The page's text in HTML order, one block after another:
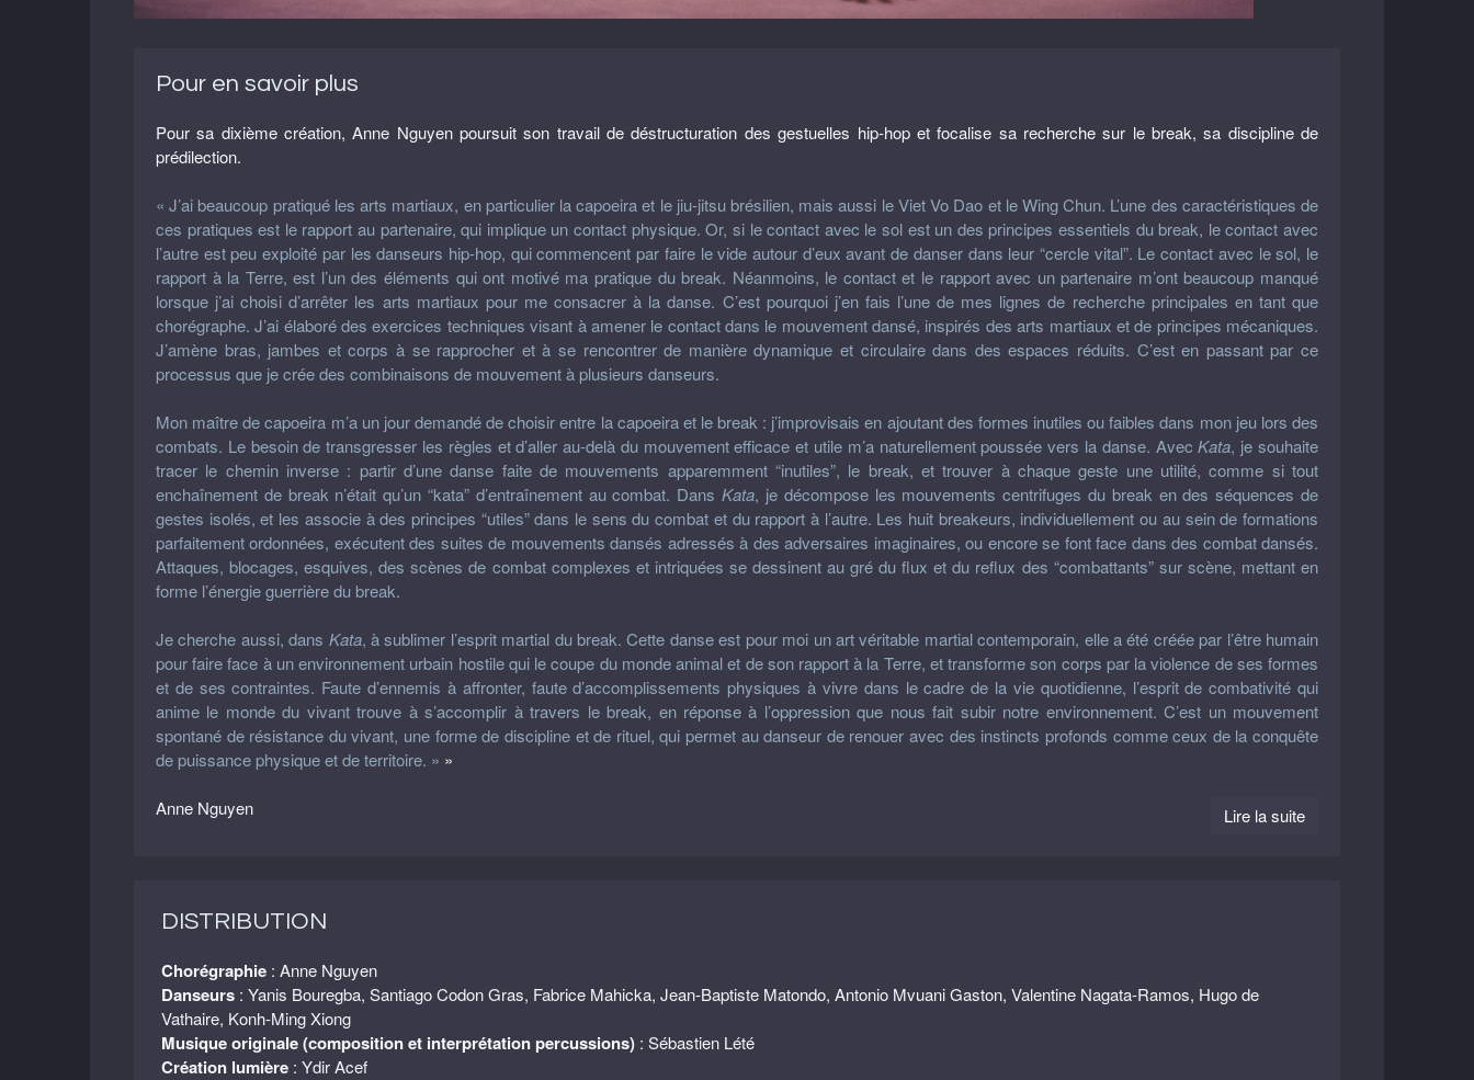
Pour en savoir plus
Pour sa dixième création, Anne Nguyen poursuit son travail de déstructuration des gestuelles hip-hop et focalise sa recherche sur le break, sa discipline de
prédilection.
« J’ai beaucoup pratiqué les arts martiaux, en particulier la capoeira et le jiu-jitsu brésilien, mais aussi le Viet Vo Dao et le Wing Chun. L’une des caractéristiques de
ces pratiques est le rapport au partenaire, qui implique un contact physique. Or, si le contact avec le sol est un des principes essentiels du break, le contact avec
l’autre est peu exploité par les danseurs hip-hop, qui commencent par faire le vide autour d’eux avant de danser dans leur “cercle vital”. Le contact avec le sol, le
rapport à la Terre, est l’un des éléments qui ont motivé ma pratique du break. Néanmoins, le contact et le rapport avec un partenaire m’ont beaucoup manqué
lorsque j’ai choisi d’arrêter les arts martiaux pour me consacrer à la danse. C’est pourquoi j’en fais l’une de mes lignes de recherche principales en tant que
chorégraphe. J’ai élaboré des exercices techniques visant à amener le contact dans le mouvement dansé, inspirés des arts martiaux et de principes mécaniques.
J’amène bras, jambes et corps à se rapprocher et à se rencontrer de manière dynamique et circulaire dans des espaces réduits. C’est en passant par ce
processus que je crée des combinaisons de mouvement à plusieurs danseurs.
Mon maître de capoeira m’a un jour demandé de choisir entre la capoeira et le break : j’improvisais en ajoutant des formes inutiles ou faibles dans mon jeu lors des
combats. Le besoin de transgresser les règles et d’aller au-delà du mouvement efficace et utile m’a naturellement poussée vers la danse. AvecKata, je souhaite
tracer le chemin inverse : partir d’une danse faite de mouvements apparemment “inutiles”, le break, et trouver à chaque geste une utilité, comme si tout
enchaînement de break n’était qu’un “kata” d’entraînement au combat. DansKata, je décompose les mouvements centrifuges du break en des séquences de
gestes isolés, et les associe à des principes “utiles” dans le sens du combat et du rapport à l’autre. Les huit breakeurs, individuellement ou au sein de formations
parfaitement ordonnées, exécutent des suites de mouvements dansés adressés à des adversaires imaginaires, ou encore se font face dans des combat dansés.
Attaques, blocages, esquives, des scènes de combat complexes et intriquées se dessinent au gré du flux et du reflux des “combattants” sur scène, mettant en
forme l’énergie guerrière du break.
Je cherche aussi, dans Kata, à sublimer l’esprit martial du break. Cette danse est pour moi un art véritable martial contemporain, elle a été créée par l’être humain
pour faire face à un environnement urbain hostile qui le coupe du monde animal et de son rapport à la Terre, et transforme son corps par la violence de ses formes
et de ses contraintes. Faute d’ennemis à affronter, faute d’accomplissements physiques à vivre dans le cadre de la vie quotidienne, l’esprit de combativité qui
anime le monde du vivant trouve à s’accomplir à travers le break, en réponse à l’oppression que nous fait subir notre environnement. C’est un mouvement
spontané de résistance du vivant, une forme de discipline et de rituel, qui permet au danseur de renouer avec des instincts profonds comme ceux de la conquête
de puissance physique et de territoire. » »
Anne Nguyen Lire la suite
DISTRIBUTION
Chorégraphie : Anne Nguyen
Danseurs : Yanis Bouregba, Santiago Codon Gras, Fabrice Mahicka, Jean-Baptiste Matondo, Antonio Mvuani Gaston, Valentine Nagata-Ramos, Hugo de
Vathaire, Konh-Ming Xiong
Musique originale (composition et interprétation percussions) : Sébastien Lété
Création lumière : Ydir Acef